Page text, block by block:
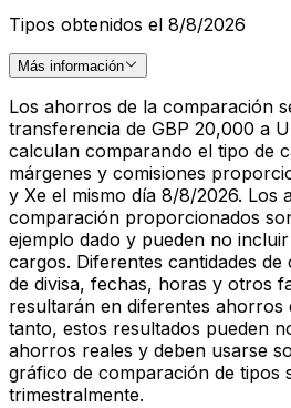
Tipos obtenidos el 8/8/2026
Más información
Los ahorros de la comparación
transferencia de GBP 20,000 a
calculan comparando el tipo de
márgenes y comisiones
y Xe el mismo día 8/8/2026. Los
comparación proporcionados
ejemplo dado y pueden no
cargos. Diferentes cantidades de
de divisa, fechas, horas y otros
resultarán en diferentes ahorros
tanto, estos resultados pueden
ahorros reales y deben usarse
gráfico de comparación de tipos
trimestralmente.